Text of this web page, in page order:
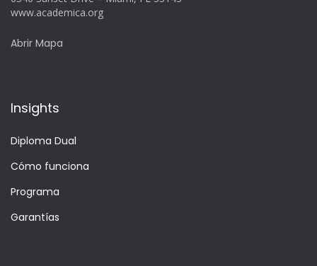
www.academica.org
Abrir Mapa
Insights
Diploma Dual
Cómo funciona
Programa
Garantías